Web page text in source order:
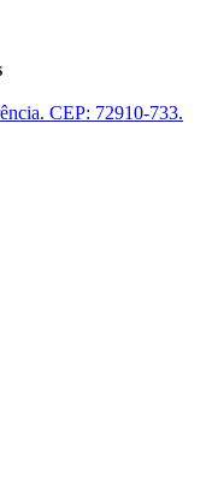
CEP: 72910-733.